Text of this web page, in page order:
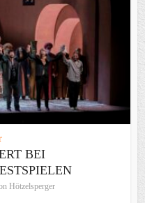
BEI
Hötzelsperger